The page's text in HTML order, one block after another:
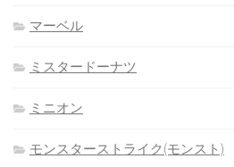
マーベル
ミスタードーナツ
ミニオン
モンスターストライク(モンスト)